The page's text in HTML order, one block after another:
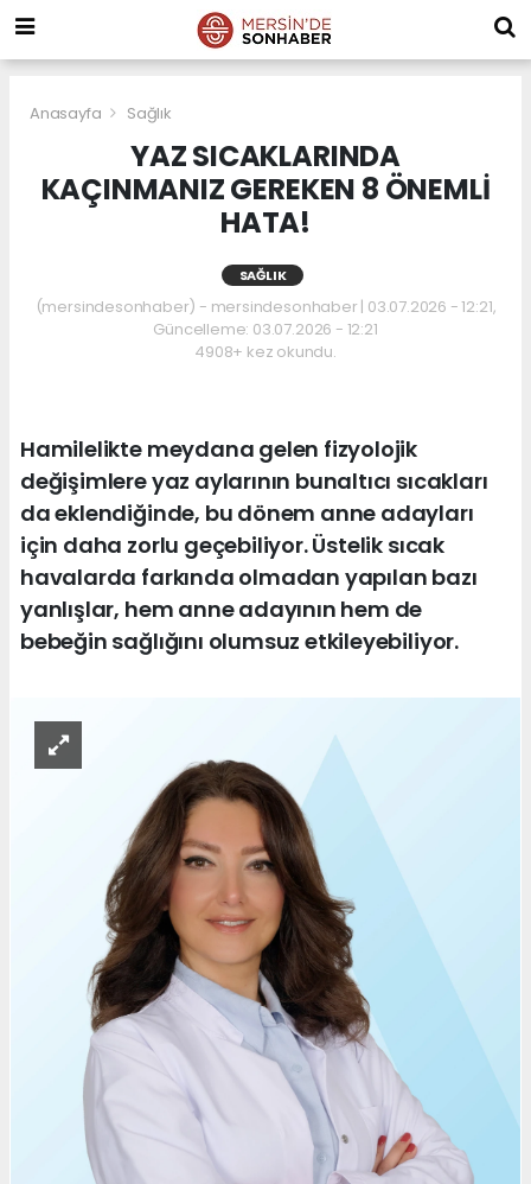
Anasayfa Sağlık
YAZ SICAKLARINDA
KAÇINMANIZ GEREKEN 8 ÖNEMLİ
HATA!
SAĞLIK
(mersindesonhaber) - mersindesonhaber | 03.07.2026 - 12:21,
Güncelleme: 03.07.2026 - 12:21
4908+ kez okundu.
Hamilelikte meydana gelen fizyolojik
değişimlere yaz aylarının bunaltıcı sıcakları
da eklendiğinde, bu dönem anne adayları
için daha zorlu geçebiliyor. Üstelik sıcak
havalarda farkında olmadan yapılan bazı
yanlışlar, hem anne adayının hem de
bebeğin sağlığını olumsuz etkileyebiliyor.